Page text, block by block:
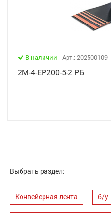
В наличии Арт.: 202500109
2М-4-ЕР200-5-2 РБ
Выбрать раздел:
Конвейерная лента б/у